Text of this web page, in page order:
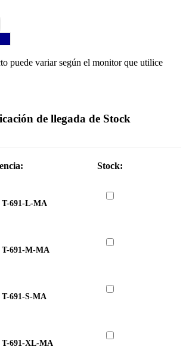
puede variar según el monitor que utilice
de llegada de Stock
Stock:
T-691-L-MA
T-691-M-MA
T-691-S-MA
T-691-XL-MA